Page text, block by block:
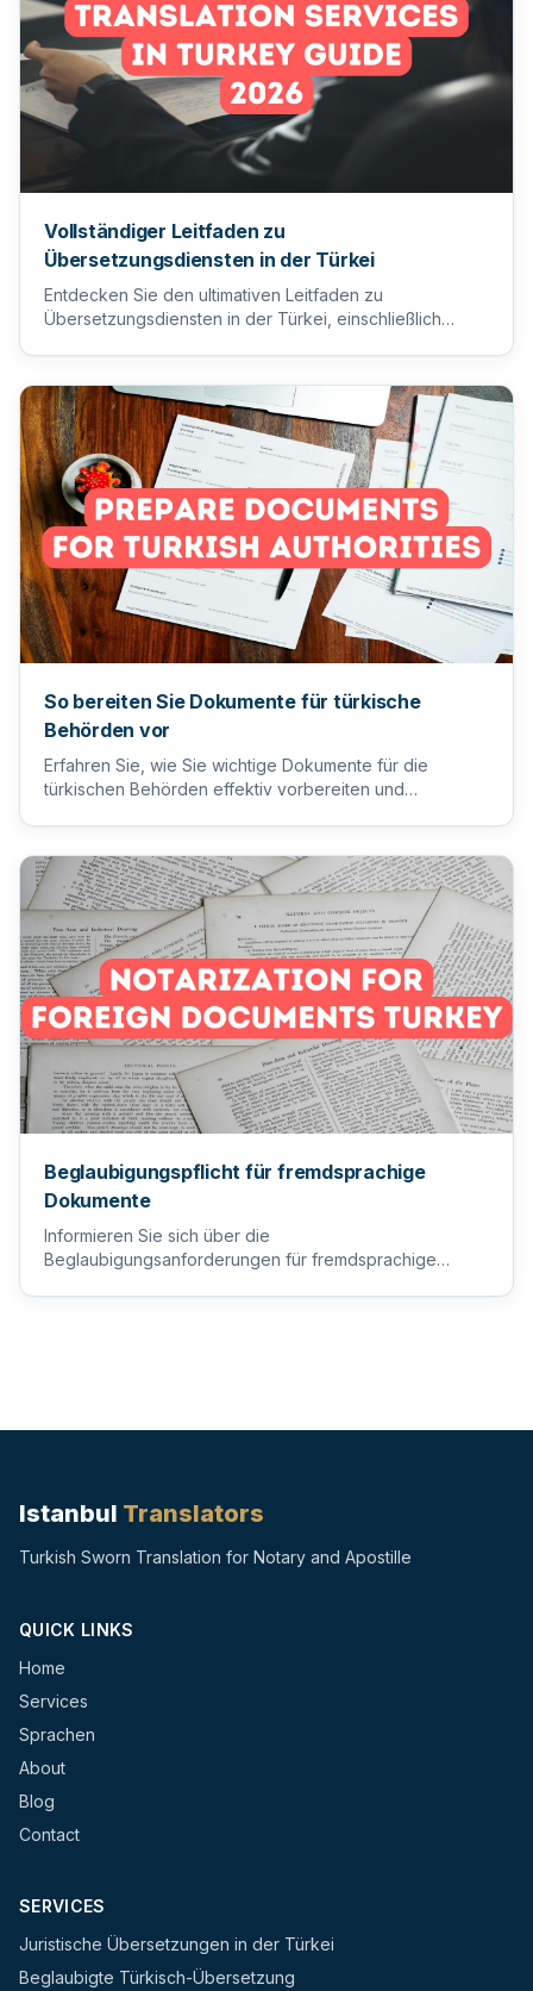
Vollständiger Leitfaden zu
Übersetzungsdiensten in der Türkei
Entdecken Sie den ultimativen Leitfaden zu
Übersetzungsdiensten in der Türkei, einschließlich
So bereiten Sie Dokumente für türkische
Behörden vor
Erfahren Sie, wie Sie wichtige Dokumente für die
türkischen Behörden effektiv vorbereiten und
Beglaubigungspflicht für fremdsprachige
Dokumente
Informieren Sie sich über die
Beglaubigungsanforderungen für fremdsprachige
Istanbul Translators
Turkish Sworn Translation for Notary and Apostille
QUICK LINKS
Home
Services
Sprachen
About
Blog
Contact
SERVICES
Juristische Übersetzungen in der Türkei
Beglaubigte Türkisch-Übersetzung